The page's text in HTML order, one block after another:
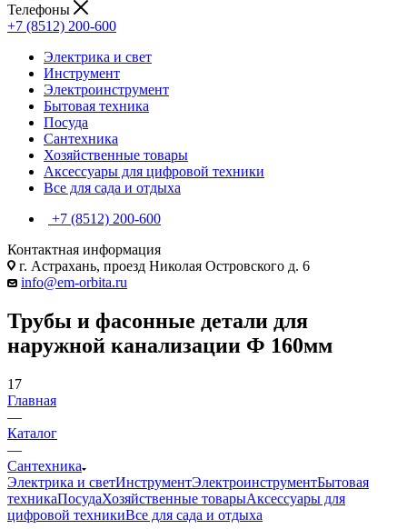
Телефоны
+7 (8512) 200-600
Электрика и свет
Инструмент
Электроинструмент
Бытовая техника
Посуда
Сантехника
Хозяйственные товары
Аксессуары для цифровой техники
Все для сада и отдыха
+7 (8512) 200-600
Контактная информация
г. Астрахань, проезд Николая Островского д. 6
info@em-orbita.ru
Трубы и фасонные детали для
наружной канализации Ф 160мм
17
Главная
—
Каталог
—
Сантехника
Электрика и светИнструментЭлектроинструментБытовая
техникаПосудаХозяйственные товарыАксессуары для
цифровой техникиВсе для сада и отдыха